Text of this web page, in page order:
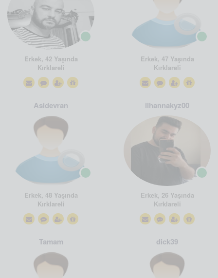
Erkek, 42 Yaşında
Kırklareli
Erkek, 47 Yaşında
Kırklareli
Asidevran
Erkek, 48 Yaşında
Kırklareli
ilhannakyz00
Erkek, 26 Yaşında
Kırklareli
Tamam dick39